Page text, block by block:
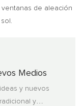
de aleación
Medios
y nuevos
y